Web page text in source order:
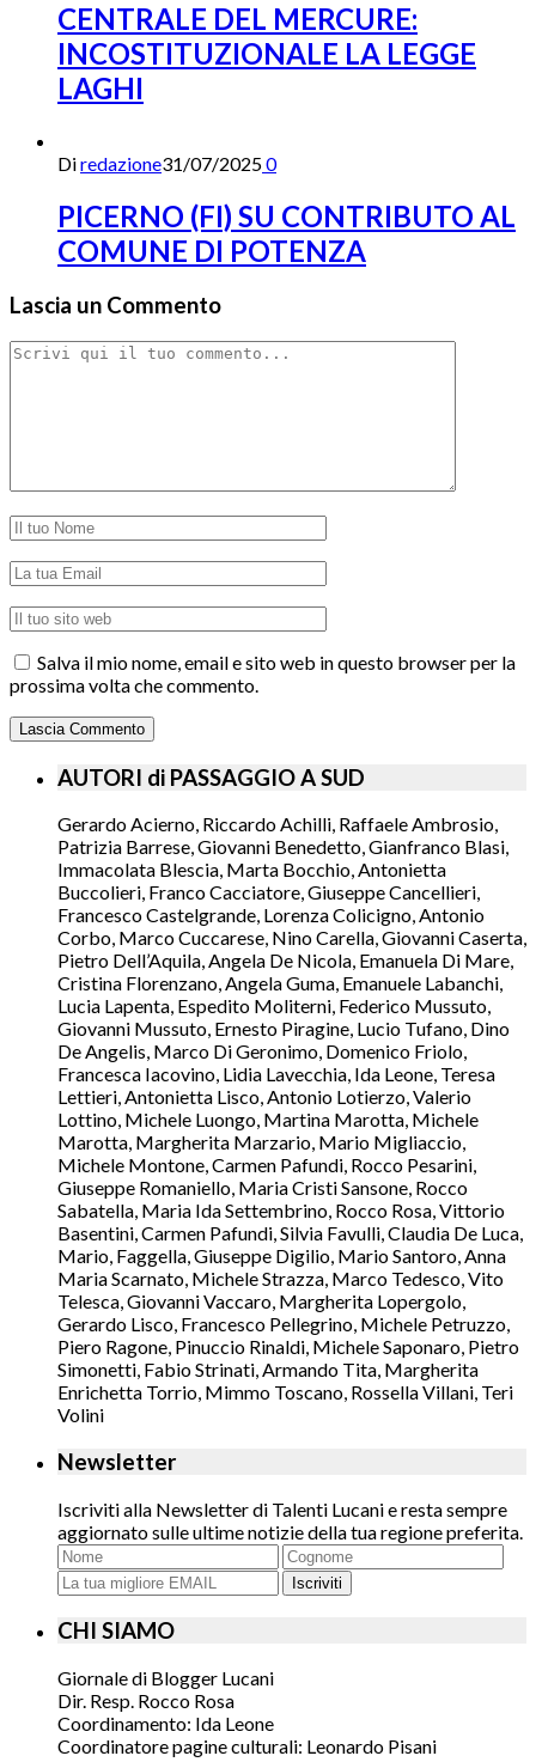
CENTRALE DEL MERCURE:
INCOSTITUZIONALE LA LEGGE
LAGHI
Diredazione31/07/20250
PICERNO (FI) SU CONTRIBUTO AL
COMUNE DI POTENZA
Lascia un Commento
Salva il mio nome, email e sito web in questo browser per la
prossima volta che commento.
AUTORI di PASSAGGIO A SUD
Gerardo Acierno, Riccardo Achilli, Raffaele Ambrosio,
Patrizia Barrese, Giovanni Benedetto, Gianfranco Blasi,
Immacolata Blescia, Marta Bocchio, Antonietta
Buccolieri, Franco Cacciatore, Giuseppe Cancellieri,
Francesco Castelgrande, Lorenza Colicigno, Antonio
Corbo, Marco Cuccarese, Nino Carella, Giovanni Caserta,
Pietro Dell’Aquila, Angela De Nicola, Emanuela Di Mare,
Cristina Florenzano, Angela Guma, Emanuele Labanchi,
Lucia Lapenta, Espedito Moliterni, Federico Mussuto,
Giovanni Mussuto, Ernesto Piragine, Lucio Tufano, Dino
De Angelis, Marco Di Geronimo, Domenico Friolo,
Francesca Iacovino, Lidia Lavecchia, Ida Leone, Teresa
Lettieri, Antonietta Lisco, Antonio Lotierzo, Valerio
Lottino, Michele Luongo, Martina Marotta, Michele
Marotta, Margherita Marzario, Mario Migliaccio,
Michele Montone, Carmen Pafundi, Rocco Pesarini,
Giuseppe Romaniello, Maria Cristi Sansone, Rocco
Sabatella, Maria Ida Settembrino, Rocco Rosa, Vittorio
Basentini, Carmen Pafundi, Silvia Favulli, Claudia De Luca,
Mario, Faggella, Giuseppe Digilio, Mario Santoro, Anna
Maria Scarnato, Michele Strazza, Marco Tedesco, Vito
Telesca, Giovanni Vaccaro, Margherita Lopergolo,
Gerardo Lisco, Francesco Pellegrino, Michele Petruzzo,
Piero Ragone, Pinuccio Rinaldi, Michele Saponaro, Pietro
Simonetti, Fabio Strinati, Armando Tita, Margherita
Enrichetta Torrio, Mimmo Toscano, Rossella Villani, Teri
Volini
Newsletter
Iscriviti alla Newsletter di Talenti Lucani e resta sempre
aggiornato sulle ultime notizie della tua regione preferita.
Iscriviti
CHI SIAMO
Giornale di Blogger Lucani
Dir. Resp. Rocco Rosa
Coordinamento: Ida Leone
Coordinatore pagine culturali: Leonardo Pisani